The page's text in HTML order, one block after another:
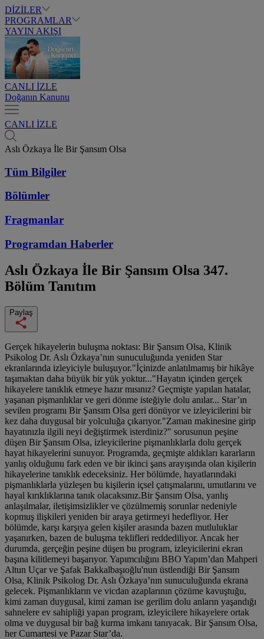
DİZİLER
PROGRAMLAR
YAYIN AKIŞI
CANLI İZLE
Doğanın Kanunu
CANLI İZLE
Aslı Özkaya İle Bir Şansım Olsa
Tüm Bilgiler
Bölümler
Fragmanlar
Programdan Haberler
Aslı Özkaya İle Bir Şansım Olsa 347.
Bölüm Tanıtım
Paylaş
Gerçek hikayelerin buluşma noktası: Bir Şansım Olsa, Klinik
Psikolog Dr. Aslı Özkaya’nın sunuculuğunda yeniden Star
ekranlarında izleyiciyle buluşuyor."İçinizde anlatılmamış bir hikâye
taşımaktan daha büyük bir yük yoktur..."Hayatın içinden gerçek
hikayelere tanıklık etmeye hazır mısınız? Geçmişte yapılan hatalar,
yaşanan pişmanlıklar ve geri dönme isteğiyle dolu anılar... Star’ın
sevilen programı Bir Şansım Olsa geri dönüyor ve izleyicilerini bir
kez daha duygusal bir yolculuğa çıkarıyor."Zaman makinesine girip
hayatınızla ilgili neyi değiştirmek isterdiniz?" sorusunun peşine
düşen Bir Şansım Olsa, izleyicilerine pişmanlıklarla dolu gerçek
hayat hikayelerini sunuyor. Programda, geçmişte aldıkları kararların
yanlış olduğunu fark eden ve bir ikinci şans arayışında olan kişilerin
hikayelerine tanıklık edeceksiniz. Her bölümde, hayatlarındaki
pişmanlıklarla yüzleşen bu kişilerin içsel çatışmalarını, umutlarını ve
hayal kırıklıklarına tanık olacaksınız.Bir Şansım Olsa, yanlış
anlaşılmalar, iletişimsizlikler ve çözülmemiş sorunlar nedeniyle
kopmuş ilişkileri yeniden bir araya getirmeyi hedefliyor. Her
bölümde, karşı karşıya gelen kişiler arasında bazen mutluluklar
yaşanırken, bazen de buluşma teklifleri reddediliyor. Ancak her
durumda, gerçeğin peşine düşen bu program, izleyicilerini ekran
başına kilitlemeyi başarıyor. Yapımcılığını BBO Yapım’dan Mahperi
Altun Uçar ve Şafak Bakkalbaşıoğlu'nun üstlendiği Bir Şansım
Olsa, Klinik Psikolog Dr. Aslı Özkaya’nın sunuculuğunda ekrana
gelecek. Pişmanlıkların ve vicdan azaplarının çözüme kavuştuğu,
kimi zaman duygusal, kimi zaman ise gerilim dolu anların yaşandığı
sahnelere ev sahipliği yapan program, izleyicilere hikayelere ortak
olma ve duygusal bir bağ kurma imkanı tanıyacak. Bir Şansım Olsa,
her Cumartesi ve Pazar Star’da.